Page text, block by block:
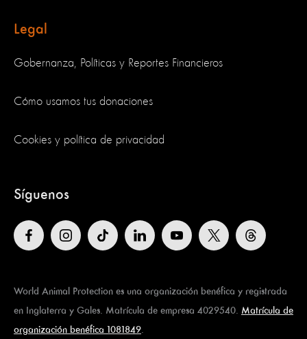
Legal
Gobernanza, Políticas y Reportes Financieros
Cómo usamos tus donaciones
Cookies y política de privacidad
Síguenos
World Animal Protection es una organización benéfica y registrada
en Inglaterra y Gales. Matrícula de empresa 4029540. Matrícula de
organización benéfica 1081849.